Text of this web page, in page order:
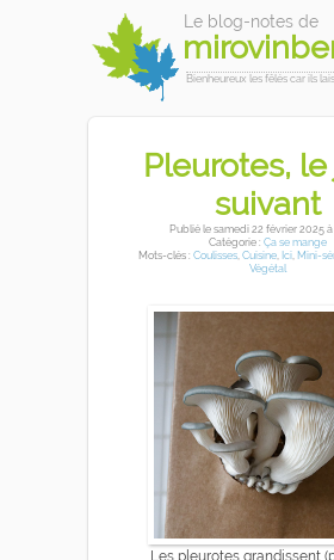
Le blog-notes de
Bienheureux les fêlés car ils
Pleurotes,
suivant
Publiéle samedi 22 février 2025
Catégorie : Ça se mange
Mots-clés : Coulisses Cuisine Ici Mini-
Végétal
Les pleurotes grandissent